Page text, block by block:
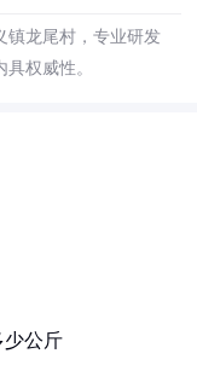
镇龙尾村，专业研发
权威性。
少公斤